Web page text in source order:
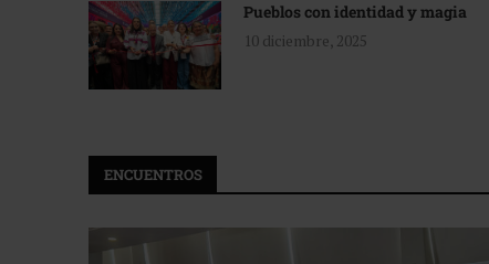
Pueblos con identidad y magia
10 diciembre, 2025
ENCUENTROS